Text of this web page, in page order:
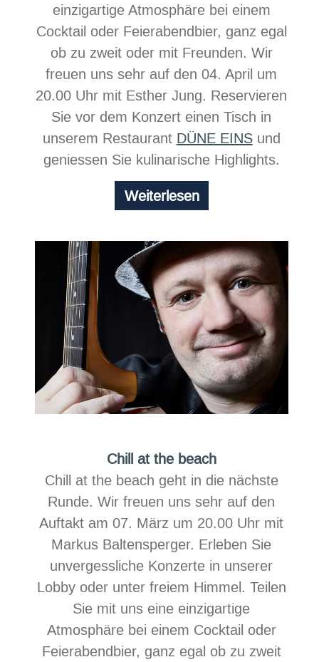
einzigartige Atmosphäre bei einem
Cocktail oder Feierabendbier, ganz egal
ob zu zweit oder mit Freunden. Wir
freuen uns sehr auf den 04. April um
20.00 Uhr mit Esther Jung. Reservieren
Sie vor dem Konzert einen Tisch in
unserem Restaurant DÜNE EINSund
geniessen Sie kulinarische Highlights.
WeiterlesenChill
at
beach
Chill at the beach
Chill at the beach geht in die nächste
Runde. Wir freuen uns sehr auf den
Auftakt am 07. März um 20.00 Uhr mit
Markus Baltensperger. Erleben Sie
unvergessliche Konzerte in unserer
Lobby oder unter freiem Himmel. Teilen
Sie mit uns eine einzigartige
Atmosphäre bei einem Cocktail oder
Feierabendbier, ganz egal ob zu zweit